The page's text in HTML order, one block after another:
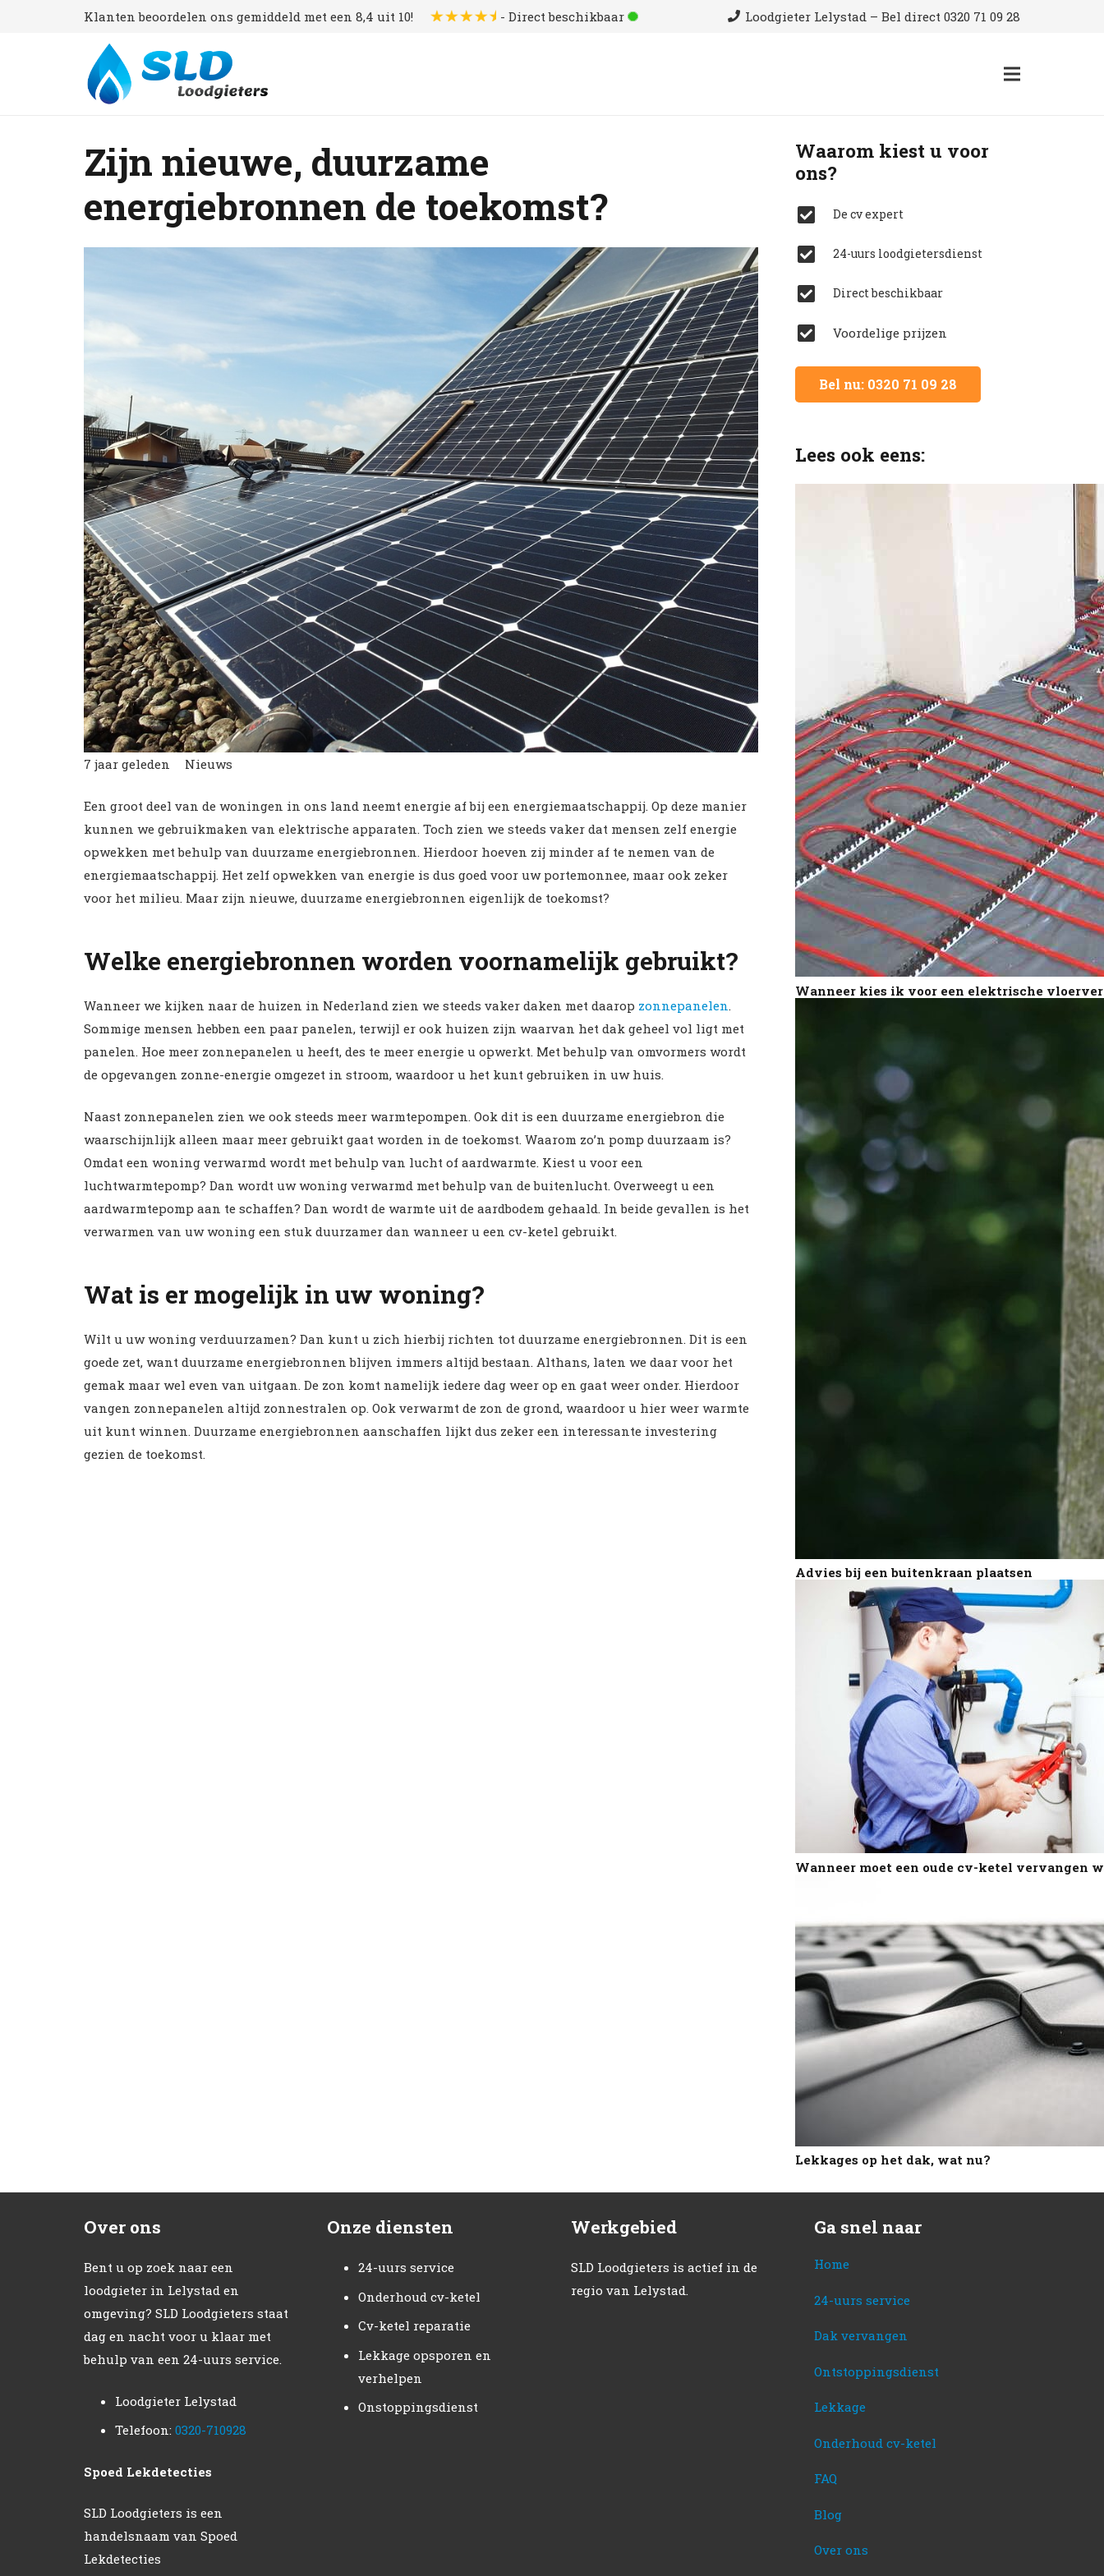
Klanten beoordelen ons gemiddeld met een 8,4 uit 10! - Direct beschikbaar Loodgieter Lelystad – Bel direct 0320 71 09 28
Zijn nieuwe, duurzame
energiebronnen de toekomst?
7 jaar geleden Nieuws
Een groot deel van de woningen in ons land neemt energie af bij een energiemaatschappij. Op deze manier
kunnen we gebruikmaken van elektrische apparaten. Toch zien we steeds vaker dat mensen zelf energie
opwekken met behulp van duurzame energiebronnen. Hierdoor hoeven zij minder af te nemen van de
energiemaatschappij. Het zelf opwekken van energie is dus goed voor uw portemonnee, maar ook zeker
voor het milieu. Maar zijn nieuwe, duurzame energiebronnen eigenlijk de toekomst?
Welke energiebronnen worden voornamelijk gebruikt?
Wanneer we kijken naar de huizen in Nederland zien we steeds vaker daken met daarop zonnepanelen.
Sommige mensen hebben een paar panelen, terwijl er ook huizen zijn waarvan het dak geheel vol ligt met
panelen. Hoe meer zonnepanelen u heeft, des te meer energie u opwerkt. Met behulp van omvormers wordt
de opgevangen zonne-energie omgezet in stroom, waardoor u het kunt gebruiken in uw huis.
Naast zonnepanelen zien we ook steeds meer warmtepompen. Ook dit is een duurzame energiebron die
waarschijnlijk alleen maar meer gebruikt gaat worden in de toekomst. Waarom zo’n pomp duurzaam is?
Omdat een woning verwarmd wordt met behulp van lucht of aardwarmte. Kiest u voor een
luchtwarmtepomp? Dan wordt uw woning verwarmd met behulp van de buitenlucht. Overweegt u een
aardwarmtepomp aan te schaffen? Dan wordt de warmte uit de aardbodem gehaald. In beide gevallen is het
verwarmen van uw woning een stuk duurzamer dan wanneer u een cv-ketel gebruikt.
Wat is er mogelijk in uw woning?
Wilt u uw woning verduurzamen? Dan kunt u zich hierbij richten tot duurzame energiebronnen. Dit is een
goede zet, want duurzame energiebronnen blijven immers altijd bestaan. Althans, laten we daar voor het
gemak maar wel even van uitgaan. De zon komt namelijk iedere dag weer op en gaat weer onder. Hierdoor
vangen zonnepanelen altijd zonnestralen op. Ook verwarmt de zon de grond, waardoor u hier weer warmte
uit kunt winnen. Duurzame energiebronnen aanschaffen lijkt dus zeker een interessante investering
gezien de toekomst.
Waarom kiest u voor
ons?
De cv expert
24-uurs loodgietersdienst
Direct beschikbaar
Voordelige prijzen
Bel nu: 0320 71 09 28
Lees ook eens:
Wanneer kies ik voor een elektrische
Advies bij een buitenkraan plaatsen
Wanneer moet een oude cv-ketel vervangen
Lekkages op het dak, wat nu?
Over ons
Bent u op zoek naar een
loodgieter in Lelystad en
omgeving? SLD Loodgieters staat
dag en nacht voor u klaar met
behulp van een 24-uurs service.
Loodgieter Lelystad
Telefoon: 0320-710928
Spoed Lekdetecties
SLD Loodgieters is een
handelsnaam van Spoed
Lekdetecties
Onze diensten
24-uurs service
Onderhoud cv-ketel
Cv-ketel reparatie
Lekkage opsporen en
verhelpen
Onstoppingsdienst
Werkgebied
SLD Loodgieters is actief in de
regio van Lelystad.
Ga snel naar
Home
24-uurs service
Dak vervangen
Ontstoppingsdienst
Lekkage
Onderhoud cv-ketel
FAQ
Blog
Over ons